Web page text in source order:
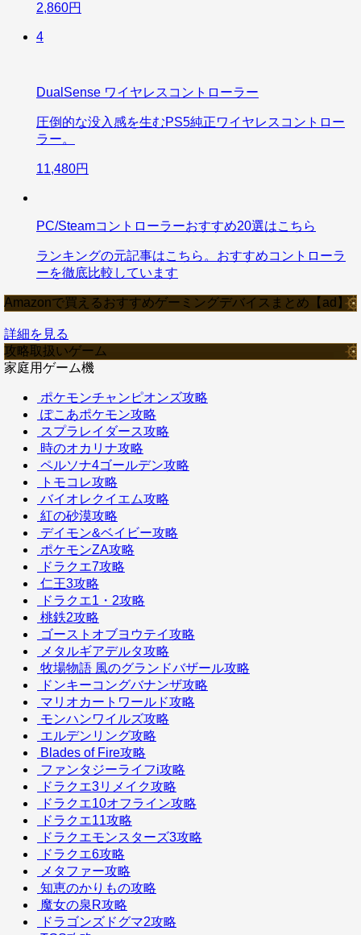
2,860円
4
DualSense ワイヤレスコントローラー
圧倒的な没入感を生むPS5純正ワイヤレスコントロー
ラー。
11,480円
PC/Steamコントローラーおすすめ20選はこちら
ランキングの元記事はこちら。おすすめコントローラ
ーを徹底比較しています
Amazonで買えるおすすめゲーミングデバイスまとめ【ad】
詳細を見る
攻略取扱いゲーム
家庭用ゲーム機
ポケモンチャンピオンズ攻略
ぽこあポケモン攻略
スプラレイダース攻略
時のオカリナ攻略
ペルソナ4ゴールデン攻略
トモコレ攻略
バイオレクイエム攻略
紅の砂漠攻略
デイモン&ベイビー攻略
ポケモンZA攻略
ドラクエ7攻略
仁王3攻略
ドラクエ1・2攻略
桃鉄2攻略
ゴーストオブヨウテイ攻略
メタルギアデルタ攻略
牧場物語 風のグランドバザール攻略
ドンキーコングバナンザ攻略
マリオカートワールド攻略
モンハンワイルズ攻略
エルデンリング攻略
Blades of Fire攻略
ファンタジーライフi攻略
ドラクエ3リメイク攻略
ドラクエ10オフライン攻略
ドラクエ11攻略
ドラクエモンスターズ3攻略
ドラクエ6攻略
メタファー攻略
知恵のかりもの攻略
魔女の泉R攻略
ドラゴンズドグマ2攻略